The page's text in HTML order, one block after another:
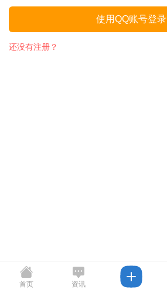
使用QQ账号登录
还没有注册？
首页 资讯